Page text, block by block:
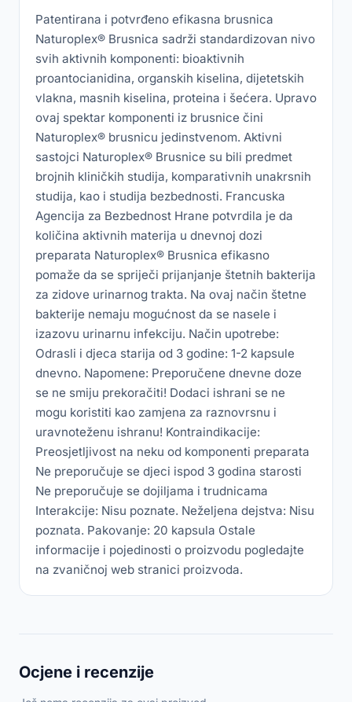
Patentirana i potvrđeno efikasna brusnica
Naturoplex® Brusnica sadrži standardizovan nivo
svih aktivnih komponenti: bioaktivnih
proantocianidina, organskih kiselina, dijetetskih
vlakna, masnih kiselina, proteina i šećera. Upravo
ovaj spektar komponenti iz brusnice čini
Naturoplex® brusnicu jedinstvenom. Aktivni
sastojci Naturoplex® Brusnice su bili predmet
brojnih kliničkih studija, komparativnih unakrsnih
studija, kao i studija bezbednosti. Francuska
Agencija za Bezbednost Hrane potvrdila je da
količina aktivnih materija u dnevnoj dozi
preparata Naturoplex® Brusnica efikasno
pomaže da se spriječi prijanjanje štetnih bakterija
za zidove urinarnog trakta. Na ovaj način štetne
bakterije nemaju mogućnost da se nasele i
izazovu urinarnu infekciju. Način upotrebe:
Odrasli i djeca starija od 3 godine: 1-2 kapsule
dnevno. Napomene: Preporučene dnevne doze
se ne smiju prekoračiti! Dodaci ishrani se ne
mogu koristiti kao zamjena za raznovrsnu i
uravnoteženu ishranu! Kontraindikacije:
Preosjetljivost na neku od komponenti preparata
Ne preporučuje se djeci ispod 3 godina starosti
Ne preporučuje se dojiljama i trudnicama
Interakcije: Nisu poznate. Neželjena dejstva: Nisu
poznata. Pakovanje: 20 kapsula Ostale
informacije i pojedinosti o proizvodu pogledajte
na zvaničnoj web stranici proizvoda.
Ocjene i recenzije